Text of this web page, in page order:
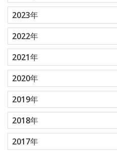
2023年
2022年
2021年
2020年
2019年
2018年
2017年